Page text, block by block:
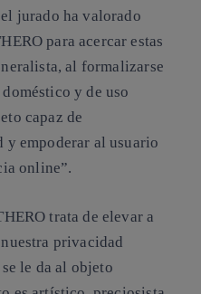
jurado ha valorado
para acercar estas
al formalizarse
y de uso
capaz de
empoderar al usuario
online”.
trata de elevar a
privacidad
le da al objeto